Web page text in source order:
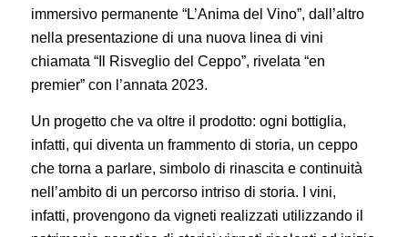
immersivo permanente “L’Anima del Vino”, dall’altro
nella presentazione di una nuova linea di vini
chiamata “Il Risveglio del Ceppo”, rivelata “en
premier” con l’annata 2023.
Un progetto che va oltre il prodotto: ogni bottiglia,
infatti, qui diventa un frammento di storia, un ceppo
che torna a parlare, simbolo di rinascita e continuità
nell’ambito di un percorso intriso di storia. I vini,
infatti, provengono da vigneti realizzati utilizzando il